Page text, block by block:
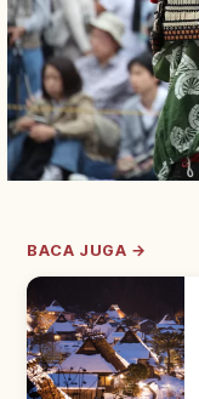
BACA JUGA →